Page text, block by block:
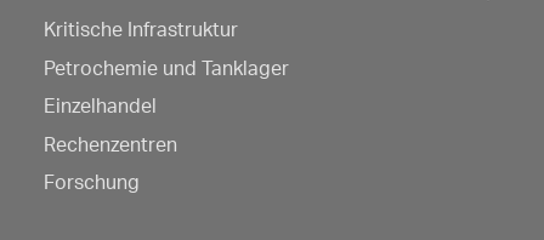
Sie
hier,
um
die
Kritische Infrastruktur
Petrochemie und Tanklager
Einzelhandel
Rechenzentren
Forschung